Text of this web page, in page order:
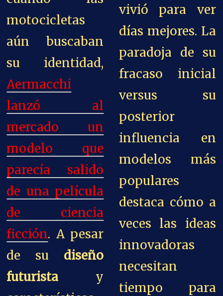
motocicletas
aún buscaban
su identidad,
Aermacchi
lanzó al
mercado un
modelo que
parecía salido
de una película
de ciencia
ficción. A pesar
de su diseño
futurista y
vivió para ver
días mejores. La
paradoja de su
fracaso inicial
versus su
posterior
influencia en
modelos más
populares
destaca cómo a
veces las ideas
innovadoras
necesitan
tiempo para